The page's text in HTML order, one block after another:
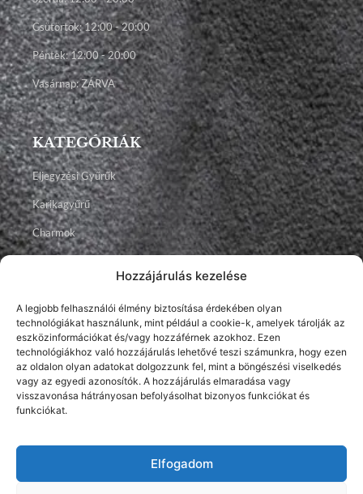
Hozzájárulás kezelése
A legjobb felhasználói élmény biztosítása érdekében olyan
technológiákat használunk, mint például a cookie-k, amelyek tárolják az
eszközinformációkat és/vagy hozzáférnek azokhoz. Ezen
technológiákhoz való hozzájárulás lehetővé teszi számunkra, hogy ezen
az oldalon olyan adatokat dolgozzunk fel, mint a böngészési viselkedés
vagy az egyedi azonosítók. A hozzájárulás elmaradása vagy
visszavonása hátrányosan befolyásolhat bizonyos funkciókat és
funkciókat.
Elfogadom
Csütörtök: 12:00 - 20:00
Péntek: 12:00 - 20:00
Vasárnap: ZÁRVA
KATEGÓRIÁK
Eljegyzési Gyűrűk
Karikagyűrű
Charmok
FacebookInstagramYoutube
2026 © Brillancy Ékszer Manufaktúra – Gyémánt gyűrű, Eljegyzési
gyűrű, Karikagyűrű.